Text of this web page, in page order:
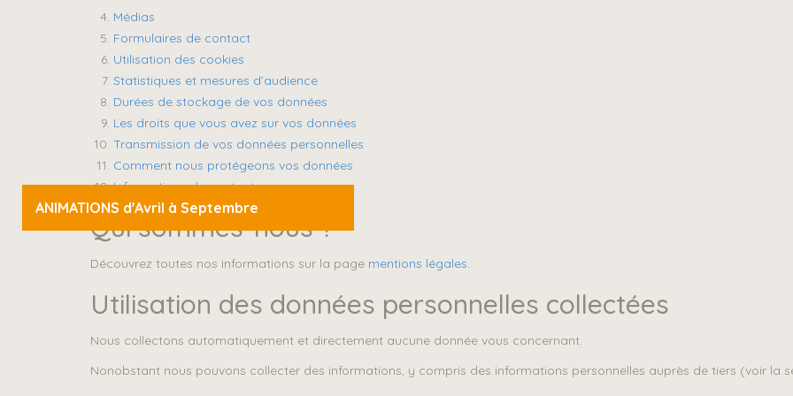
ANIMATIONS d'Avril à Septembre
Médias
Formulaires de contact
Utilisation des cookies
Statistiques et mesures d’audience
Durées de stockage de vos données
Les droits que vous avez sur vos données
Transmission de vos données personnelles
Comment nous protégeons vos données
Informations de contact
Qui sommes-nous ?
Découvrez toutes nos informations sur la page mentions légales.
Utilisation des données personnelles collectées
Nous collectons automatiquement et directement aucune donnée vous concernant.
Nonobstant nous pouvons collecter des informations, y compris des informations personnelles auprès de tiers (voir la